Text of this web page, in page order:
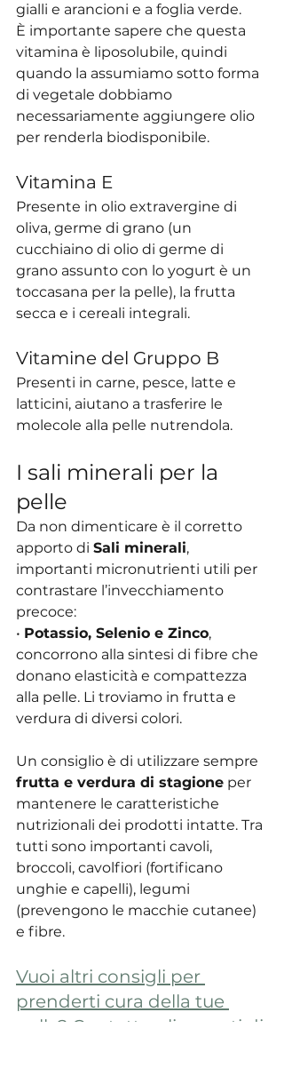
gialli e arancioni e a foglia verde.
È importante sapere che questa
vitamina è liposolubile, quindi
quando la assumiamo sotto forma
di vegetale dobbiamo
necessariamente aggiungere olio
per renderla biodisponibile.
Vitamina E
Presente in olio extravergine di
oliva, germe di grano (un
cucchiaino di olio di germe di
grano assunto con lo yogurt è un
toccasana per la pelle), la frutta
secca e i cereali integrali.
Vitamine del Gruppo B
Presenti in carne, pesce, latte e
latticini, aiutano a trasferire le
molecole alla pelle nutrendola.
I sali minerali per la
pelle
Da non dimenticare è il corretto
apporto di Sali minerali,
importanti micronutrienti utili per
contrastare l’invecchiamento
precoce:
• Potassio, Selenio e Zinco,
concorrono alla sintesi di fibre che
donano elasticità e compattezza
alla pelle. Li troviamo in frutta e
verdura di diversi colori.
Un consiglio è di utilizzare sempre
frutta e verdura di stagione per
mantenere le caratteristiche
nutrizionali dei prodotti intatte. Tra
tutti sono importanti cavoli,
broccoli, cavolfiori (fortificano
unghie e capelli), legumi
(prevengono le macchie cutanee)
e fibre.
Vuoi altri consigli per
prenderti cura della tue
pelle? Contatta gli esperti di